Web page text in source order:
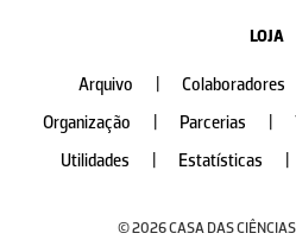
LOJA
Arquivo Colaboradores
Organização
Parcerias
Utilidades
Estatísticas
© 2026 CASA DAS